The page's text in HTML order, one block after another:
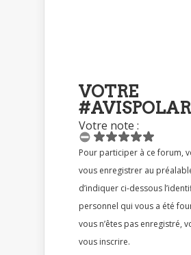
VOTRE
#AVISPOLAR
Votre note :
Pour participer à ce forum, vous devez
vous enregistrer au
d’indiquer ci-dessous
personnel qui vous a été fourni. Si
vous n’êtes pas enregistré,
vous inscrire.